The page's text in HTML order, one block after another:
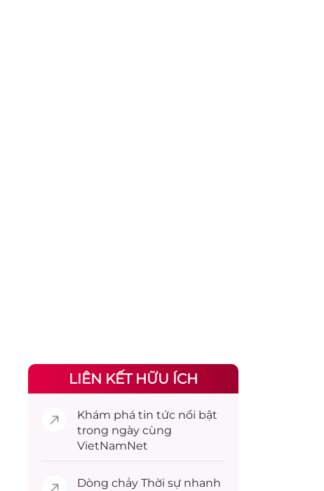
LIÊN KẾT HỮU ÍCH
Khám phá tin tức nổi bật
trong ngày cùng
VietNamNet
Dòng chảy Thời sự nhanh